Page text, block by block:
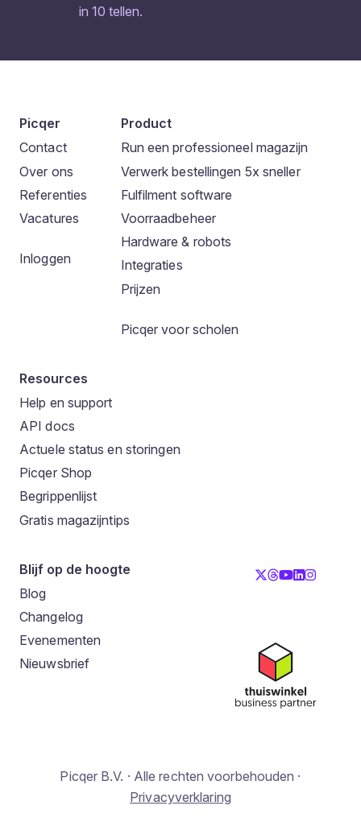
in 10 tellen.
Picqer
Contact
Over ons
Referenties
Vacatures
Inloggen
Product
Run een professioneel magazijn
Verwerk bestellingen 5x sneller
Fulfilment software
Voorraadbeheer
Hardware & robots
Integraties
Prijzen
Picqer voor scholen
Resources
Help en support
API docs
Actuele status en storingen
Picqer Shop
Begrippenlijst
Gratis magazijntips
Blijf op de hoogte
Blog
Changelog
Evenementen
Nieuwsbrief
Picqer B.V. · Alle rechten voorbehouden ·
Privacyverklaring